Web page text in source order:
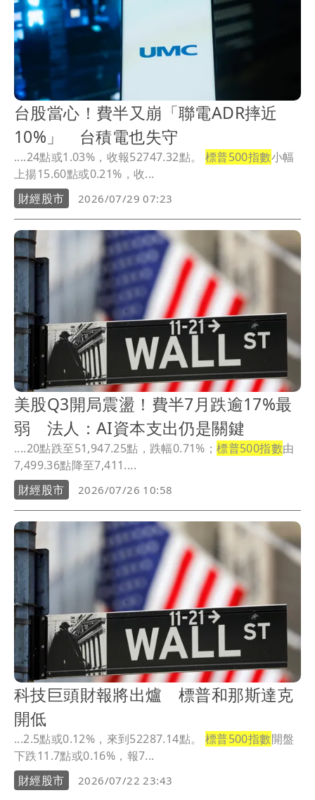
台股當心！費半又崩「聯電ADR摔近
10%」 台積電也失守
....24點或1.03%，收報52747.32點。 標普500指數小幅
上揚15.60點或0.21%，收...
財經股市
2026/07/29 07:23
美股Q3開局震盪！費半7月跌逾17%最
弱 法人：AI資本支出仍是關鍵
....20點跌至51,947.25點，跌幅0.71%；標普500指數由
7,499.36點降至7,411....
財經股市
2026/07/26 10:58
科技巨頭財報將出爐 標普和那斯達克
開低
...2.5點或0.12%，來到52287.14點。 標普500指數開盤
下跌11.7點或0.16%，報7...
財經股市
2026/07/22 23:43